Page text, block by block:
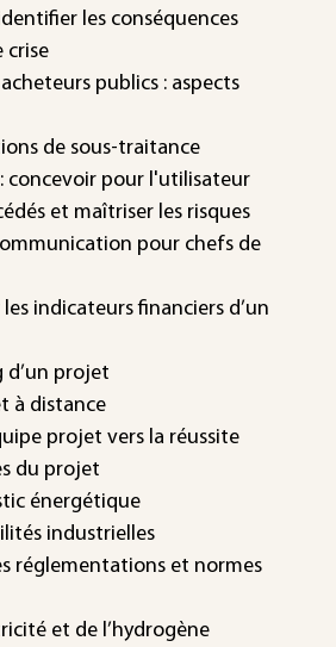
les conséquences
crise
publics : aspects
de sous-traitance
: concevoir pour l'utilisateur
et maîtriser les risques
pour chefs de
indicateurs financiers d’un
d’un projet
à distance
projet vers la réussite
du projet
énergétique
industrielles
réglementations et normes
et de l’hydrogène